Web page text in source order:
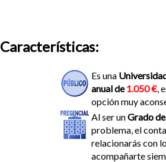
Características:
Es una
anual de1.050 € ,
opción muy
Al ser unGrado
problema, el
relacionarás con
acompañarte